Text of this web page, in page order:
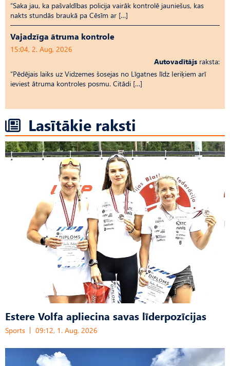
“Saka jau, ka pašvaldības policija vairāk kontrolē jauniešus, kas
nakts stundās braukā pa Cēsīm ar […]
Vajadzīga ātruma kontrole
15:04, 2. Aug, 2026
Autovadītājs raksta:
“Pēdējais laiks uz Vid­ze­mes šosejas no Līgatnes līdz Ieriķiem arī
ieviest ātruma kontroles posmu. Citādi […]
Lasītākie raksti
Estere Volfa apliecina savas līderpozīcijas
Sports 09:12, 1. Aug, 2026